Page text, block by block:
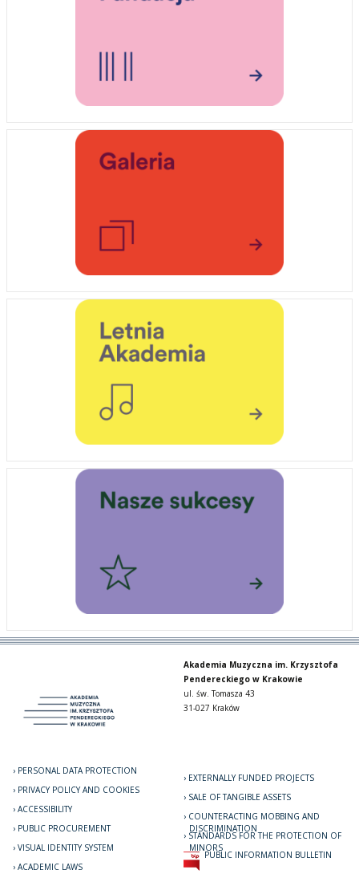
Akademia Muzyczna im. Krzysztofa
Pendereckiego w Krakowie
ul. św. Tomasza 43
31-027 Kraków
PERSONAL DATA PROTECTION
PRIVACY POLICY AND COOKIES
ACCESSIBILITY
PUBLIC PROCUREMENT
VISUAL IDENTITY SYSTEM
ACADEMIC LAWS
EXTERNALLY FUNDED PROJECTS
SALE OF TANGIBLE ASSETS
COUNTERACTING MOBBING AND
DISCRIMINATION
STANDARDS FOR THE PROTECTION OF
MINORS
PUBLIC INFORMATION BULLETIN